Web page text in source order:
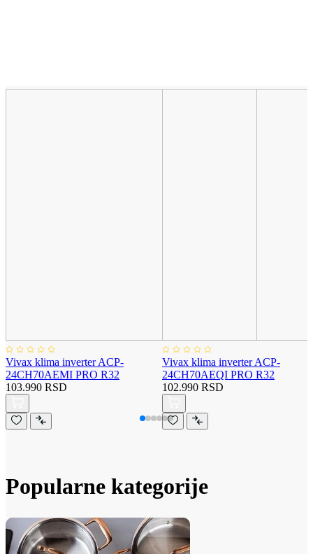
Vivax klima inverter ACP-
24CH70AEMI PRO R32
103.990 RSD
Vivax klima inverter ACP-
24CH70AEQI PRO R32
102.990 RSD
Popularne kategorije